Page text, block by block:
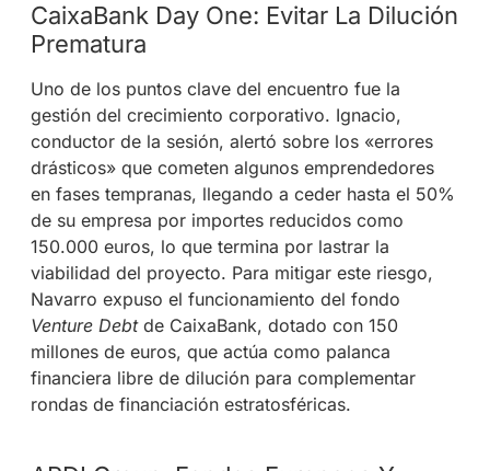
CaixaBank Day One: Evitar La Dilución
Prematura
Uno de los puntos clave del encuentro fue la
gestión del crecimiento corporativo. Ignacio,
conductor de la sesión, alertó sobre los «errores
drásticos» que cometen algunos emprendedores
en fases tempranas, llegando a ceder hasta el 50%
de su empresa por importes reducidos como
150.000 euros, lo que termina por lastrar la
viabilidad del proyecto. Para mitigar este riesgo,
Navarro expuso el funcionamiento del fondo
Venture Debtde CaixaBank, dotado con 150
millones de euros, que actúa como palanca
financiera libre de dilución para complementar
rondas de financiación estratosféricas.